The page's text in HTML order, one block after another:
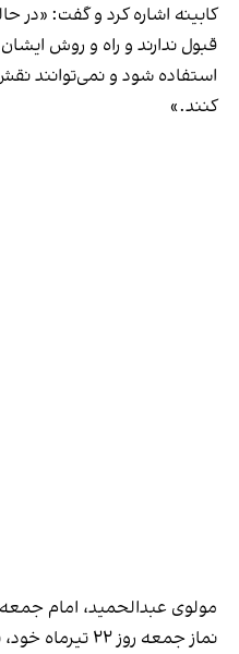
کابینه اشاره کرد و گفت: «در
قبول ندارند و راه و روش ایشان
استفاده شود و نمی‌توانند
کنند.»
مولوی عبدالحمید، امام
نماز جمعه روز ۲۲ تیرماه خود، با تاکید بر اینکه